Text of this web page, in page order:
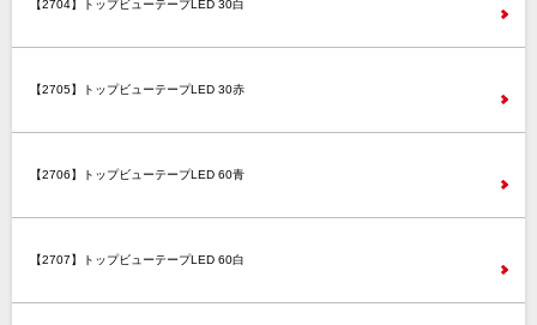
【2704】トップビューテープLED 30白
【2705】トップビューテープLED 30赤
【2706】トップビューテープLED 60青
【2707】トップビューテープLED 60白